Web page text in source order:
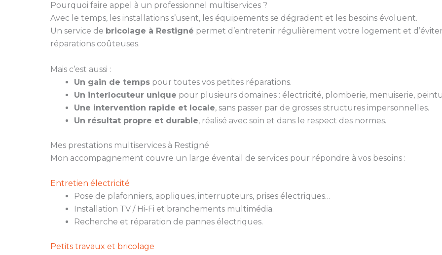
Pourquoi faire appel à un professionnel multiservices ?
Avec le temps, les installations s’usent, les équipements se dégradent et les besoins évoluent.
Un service de bricolage à Restigné permet d’entretenir régulièrement votre logement et
réparations coûteuses.
Mais c’est aussi :
Un gain de temps pour toutes vos petites réparations.
Un interlocuteur unique pour plusieurs domaines : électricité, plomberie, menuiserie,
Une intervention rapide et locale, sans passer par de grosses structures impersonnelles.
Un résultat propre et durable, réalisé avec soin et dans le respect des normes.
Mes prestations multiservices à Restigné
Mon accompagnement couvre un large éventail de services pour répondre à vos besoins :
Entretien électricité
Pose de plafonniers, appliques, interrupteurs, prises électriques…
Installation TV / Hi-Fi et branchements multimédia.
Recherche et réparation de pannes électriques.
Petits travaux et bricolage